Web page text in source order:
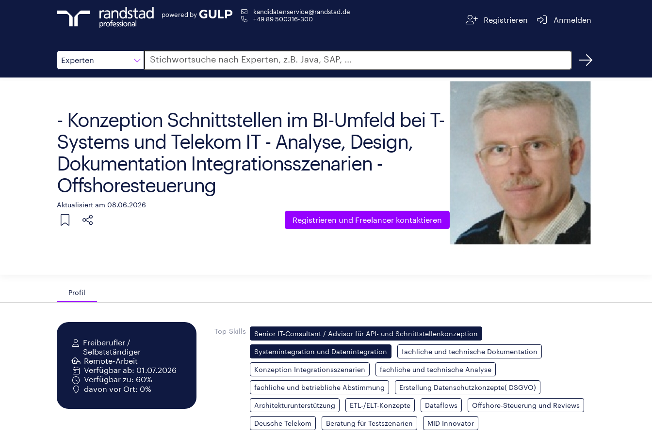
powered by
kandidatenservice@randstad.de
+49 89 500316-300
Registrieren Anmelden
Experten
Suche
- Konzeption Schnittstellen im BI-Umfeld bei T-
Systems und Telekom IT - Analyse, Design,
Dokumentation Integrationsszenarien -
Offshoresteuerung
Aktualisiert am 08.06.2026
Registrieren und Freelancer kontaktieren
Profil
Freiberufler /
Selbstständiger
Remote-Arbeit
Verfügbar ab: 01.07.2026
Verfügbar zu: 60%
davon vor Ort: 0%
Top-Skills Senior IT-Consultant / Advisor für API- und Schnittstellenkonzeption
Systemintegration und Datenintegration fachliche und technische Dokumentation
Konzeption Integrationsszenarien fachliche und technische Analyse
fachliche und betriebliche Abstimmung Erstellung Datenschutzkonzepte( DSGVO)
Architekturunterstützung ETL-/ELT-Konzepte Dataflows Offshore-Steuerung und Reviews
Deusche Telekom Beratung für Testszenarien MID Innovator